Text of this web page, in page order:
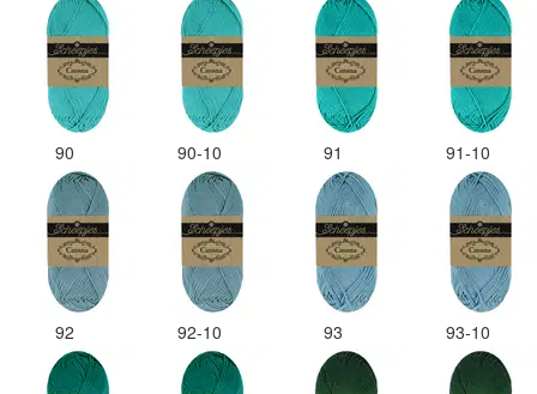
90 90-10 91 91-10
92 92-10 93 93-10